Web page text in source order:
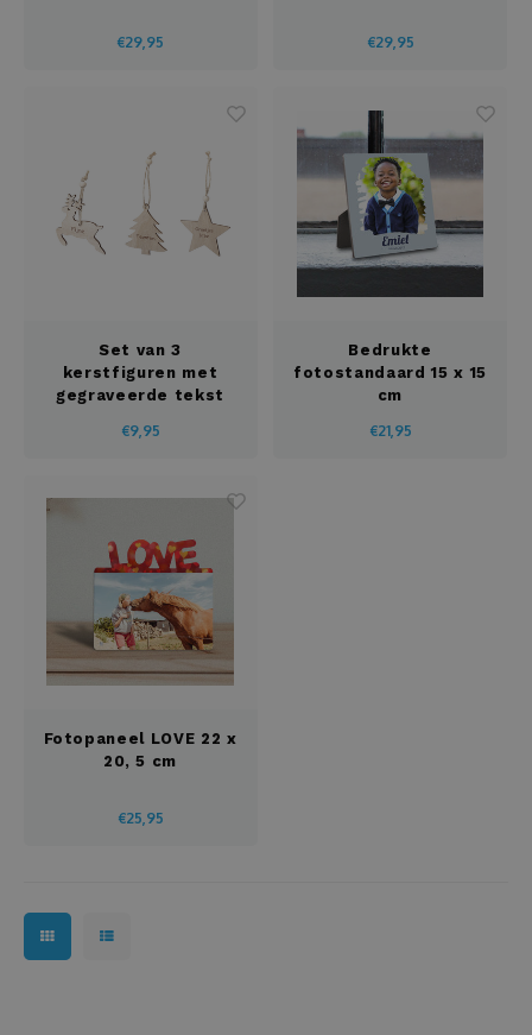
€29,95 €29,95
Set van 3
kerstfiguren met
gegraveerde tekst
€9,95
Bedrukte
fotostandaard 15 x 15
cm
€21,95
Fotopaneel LOVE 22 x
20, 5 cm
€25,95